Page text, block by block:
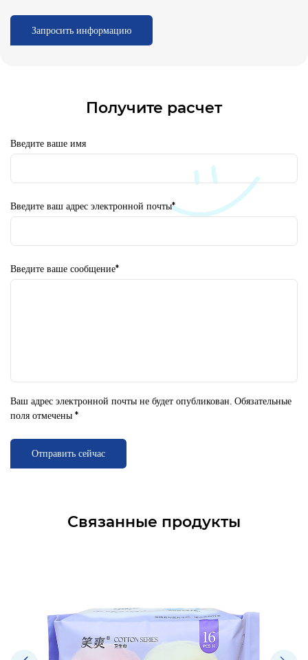
Запросить информацию
Получите расчет
Введите ваше имя
Введите ваш адрес электронной почты*
Введите ваше сообщение*
Ваш адрес электронной почты не будет опубликован. Обязательные
поля отмечены *
Отправить сейчас
Связанные продукты